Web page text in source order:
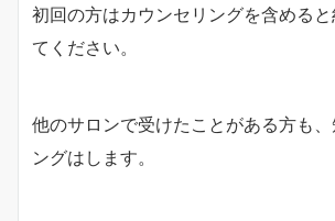
初回の方はカウンセリングを含める
てください。
他のサロンで受けたことがある方も、
ングはします。